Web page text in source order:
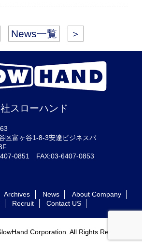
News一覧 ＞
スローハンド
区富ヶ谷1-8-3安達ビジネスパ
0851 FAX:03-6407-0853
Archives News
About Company
Recruit Contact US
Corporation. All Rights Reserved.